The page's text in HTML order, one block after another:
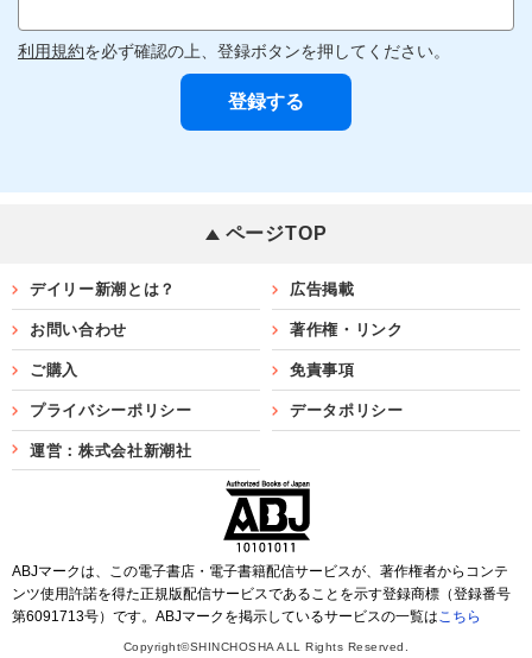
利用規約を必ず確認の上、登録ボタンを押してください。
ページTOP
デイリー新潮とは？ 広告掲載
お問い合わせ 著作権・リンク
ご購入 免責事項
プライバシーポリシー データポリシー
運営：株式会社新潮社
ABJマークは、この電子書店・電子書籍配信サービスが、著作権者からコンテ
ンツ使用許諾を得た正規版配信サービスであることを示す登録商標（登録番号
第6091713号）です。ABJマークを掲示しているサービスの一覧はこちら
Copyright©SHINCHOSHA ALL Rights Reserved.